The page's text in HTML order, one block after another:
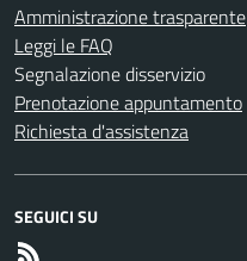
Amministrazione trasparente
Leggi le FAQ
Segnalazione disservizio
Prenotazione appuntamento
Richiesta d'assistenza
SEGUICI SU